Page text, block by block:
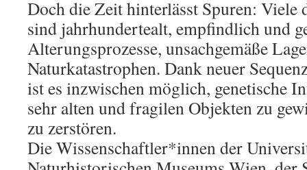
Doch die Zeit hinterlässt Spuren: Viele
sind jahrhundertealt, empfindlich und
Alterungsprozesse, unsachgemäße
Naturkatastrophen. Dank neuer
ist es inzwischen möglich, genetische
sehr alten und fragilen Objekten zu
zu zerstören.
Die Wissenschaftler*innen der